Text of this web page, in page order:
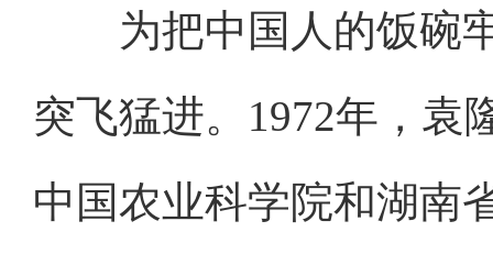
为把中国人的饭碗牢
突飞猛进。1972年，袁
中国农业科学院和湖南